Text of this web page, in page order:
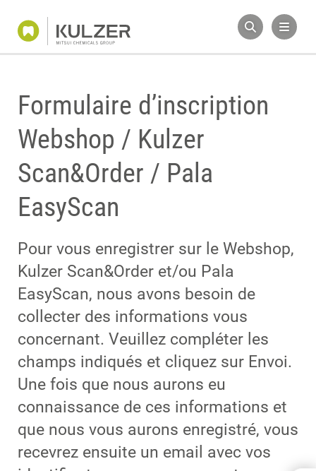
Formulaire d’inscription
Webshop / Kulzer
Scan&Order / Pala
EasyScan
Pour vous enregistrer sur le Webshop,
Kulzer Scan&Order et/ou Pala
EasyScan, nous avons besoin de
collecter des informations vous
concernant. Veuillez compléter les
champs indiqués et cliquez sur Envoi.
Une fois que nous aurons eu
connaissance de ces informations et
que nous vous aurons enregistré, vous
recevrez ensuite un email avec vos